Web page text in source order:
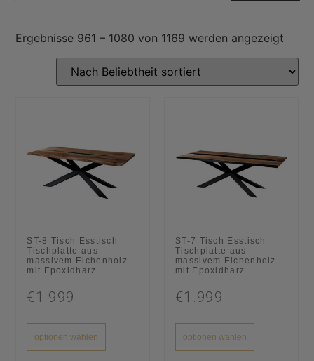
Ergebnisse 961 – 1080 von 1169 werden angezeigt
ST-8 Tisch Esstisch
Tischplatte aus
massivem Eichenholz
mit Epoxidharz
€1.999
optionen wählen
ST-7 Tisch Esstisch
Tischplatte aus
massivem Eichenholz
mit Epoxidharz
€1.999
optionen wählen